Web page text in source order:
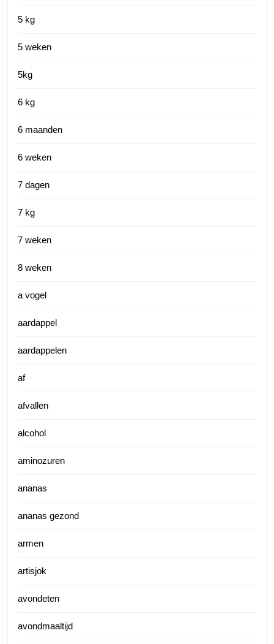
5 kg
5 weken
5kg
6 kg
6 maanden
6 weken
7 dagen
7 kg
7 weken
8 weken
a vogel
aardappel
aardappelen
af
afvallen
alcohol
aminozuren
ananas
ananas gezond
armen
artisjok
avondeten
avondmaaltijd